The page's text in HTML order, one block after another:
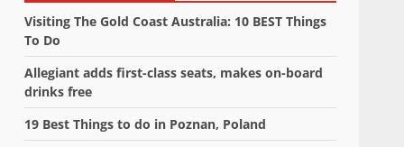
Visiting The Gold Coast Australia: 10 BEST Things
To Do
Allegiant adds first-class seats, makes on-board
drinks free
19 Best Things to do in Poznan, Poland